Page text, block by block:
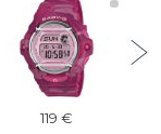
119 €